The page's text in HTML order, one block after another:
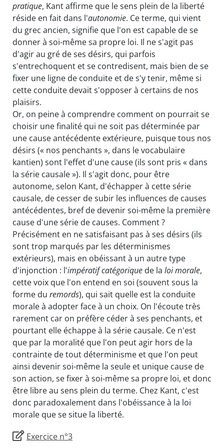
pratique, Kant affirme que le sens plein de la liberté
réside en fait dans l'autonomie. Ce terme, qui vient
du grec ancien, signifie que l'on est capable de se
donner à soi-même sa propre loi. Il ne s'agit pas
d'agir au gré de ses désirs, qui parfois
s'entrechoquent et se contredisent, mais bien de se
fixer une ligne de conduite et de s'y tenir, même si
cette conduite devait s'opposer à certains de nos
plaisirs.
Or, on peine à comprendre comment on pourrait se
choisir une finalité qui ne soit pas déterminée par
une cause antécédente extérieure, puisque tous nos
désirs (« nos penchants », dans le vocabulaire
kantien) sont l'effet d'une cause (ils sont pris « dans
la série causale »). Il s'agit donc, pour être
autonome, selon Kant, d'échapper à cette série
causale, de cesser de subir les influences de causes
antécédentes, bref de devenir soi-même la première
cause d'une série de causes. Comment ?
Précisément en ne satisfaisant pas à ses désirs (ils
sont trop marqués par les déterminismes
extérieurs), mais en obéissant à un autre type
d'injonction : l'impératif catégorique de la loi morale,
cette voix que l'on entend en soi (souvent sous la
forme du remords), qui sait quelle est la conduite
morale à adopter face à un choix. On l'écoute très
rarement car on préfère céder à ses penchants, et
pourtant elle échappe à la série causale. Ce n'est
que par la moralité que l'on peut agir hors de la
contrainte de tout déterminisme et que l'on peut
ainsi devenir soi-même la seule et unique cause de
son action, se fixer à soi-même sa propre loi, et donc
être libre au sens plein du terme. Chez Kant, c'est
donc paradoxalement dans l'obéissance à la loi
morale que se situe la liberté.
Exercice n°3